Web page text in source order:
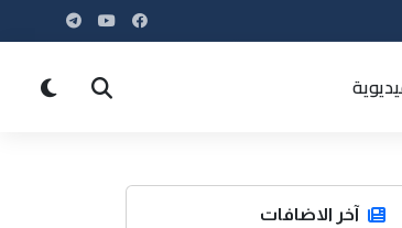
آخر الاضافات